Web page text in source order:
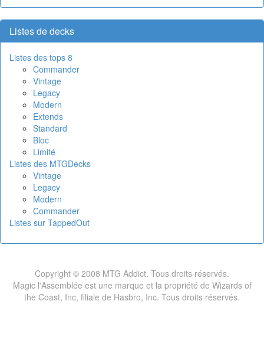
Listes de decks
Listes des tops 8
Commander
Vintage
Legacy
Modern
Extends
Standard
Bloc
Limité
Listes des MTGDecks
Vintage
Legacy
Modern
Commander
Listes sur TappedOut
Copyright © 2008 MTG Addict. Tous droits réservés.
Magic l'Assemblée est une marque et la propriété de Wizards of
the Coast, Inc, filiale de Hasbro, Inc. Tous droits réservés.